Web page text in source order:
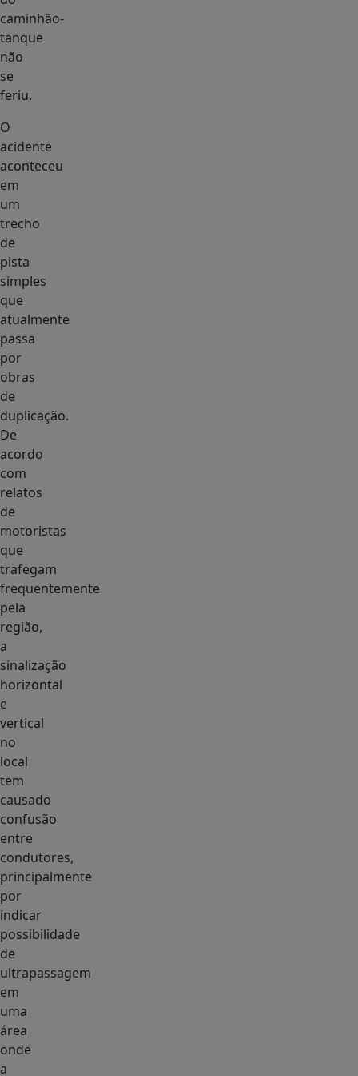
caminhão-
tanque
não
se
feriu.
O
acidente
aconteceu
em
um
trecho
de
pista
simples
que
atualmente
passa
por
obras
de
duplicação.
De
acordo
com
relatos
de
motoristas
que
trafegam
frequentemente
pela
região,
a
sinalização
horizontal
e
vertical
no
local
tem
causado
confusão
entre
condutores,
principalmente
por
indicar
possibilidade
de
ultrapassagem
em
uma
área
onde
a